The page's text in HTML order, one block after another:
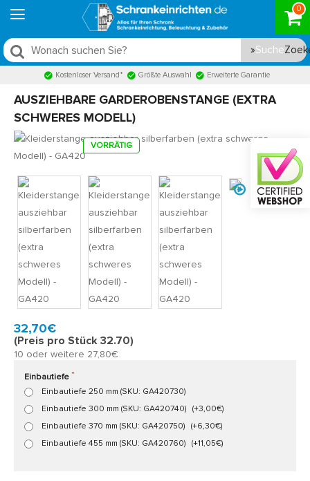
0
Suche
Kostenloser Versand* Größte Auswahl Erweiterte Garantie
AUSZIEHBARE GARDEROBENSTANGE (EXTRA
SCHWERES MODELL)
VORRÄTIG
Schnell zu Hause, 2 bis 3 Werktagen
32,70€
(Preis pro Stück 32.70)
10 oder weitere 27,80€
Einbautiefe
Einbautiefe 250 mm (SKU: GA420730)
Einbautiefe 300 mm (SKU: GA420740) (+3,00€)
Einbautiefe 370 mm (SKU: GA420750) (+6,30€)
Einbautiefe 455 mm (SKU: GA420760) (+11,05€)